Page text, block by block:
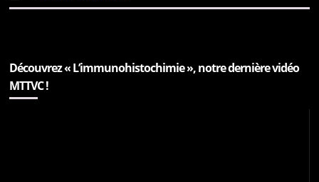
Découvrez « L’immunohistochimie », notre dernière vidéo
MTTVC !